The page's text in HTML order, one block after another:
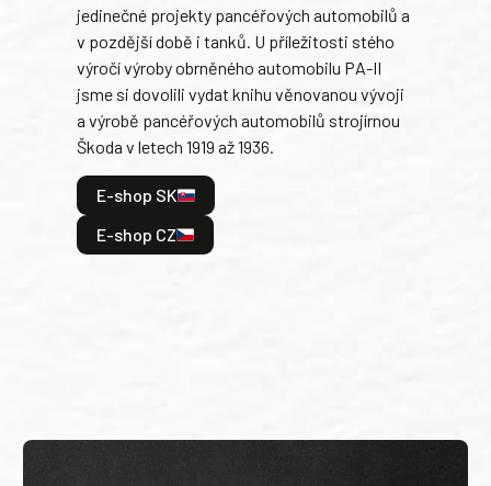
jedinečné projekty pancéřových automobilů a
v pozdější době i tanků. U příležitosti stého
výročí výroby obrněného automobilu PA-II
jsme si dovolili vydat knihu věnovanou vývoji
a výrobě pancéřových automobilů strojírnou
Škoda v letech 1919 až 1936.
E-shop SK
E-shop CZ